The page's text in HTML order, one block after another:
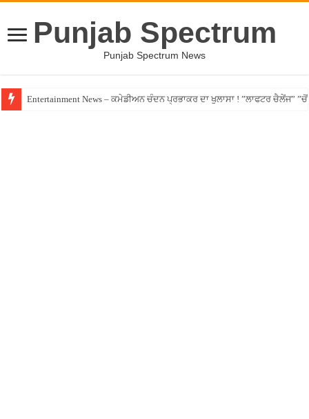
Punjab Spectrum
Punjab Spectrum News
Entertainment News – ਕਮੇਡੀਅਨ ਚੰਦਨ ਪ੍ਰਭਾਕਰ ਦਾ ਖੁਲਾਸਾ ! ”ਲਾਫਟਰ ਚੈਲੇਂਜ”